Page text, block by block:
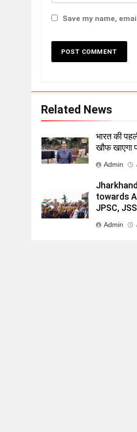
Save my name,
Related News
भारत की
खौफ खाएगा
Admin
towards
JPSC,
Admin